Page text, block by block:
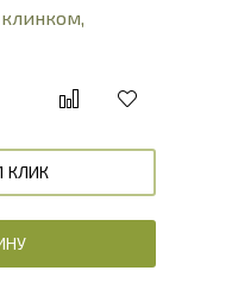
,
КЛИК